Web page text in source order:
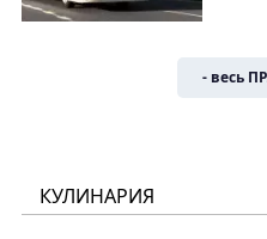
- весь
КУЛИНАРИЯ